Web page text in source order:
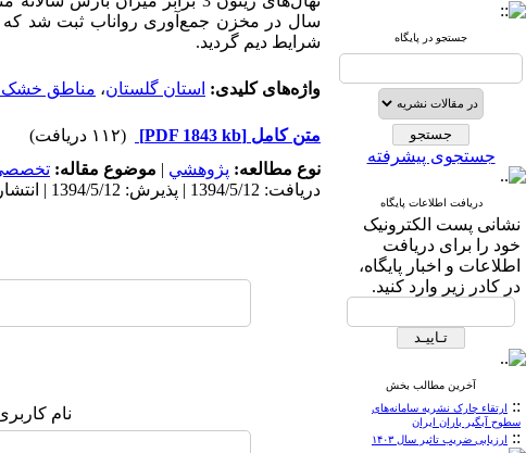
جستجو در پایگاه
جستجوی پیشرفته
دریافت اطلاعات پایگاه
نشانی پست الکترونیک
خود را برای دریافت
اطلاعات و اخبار پایگاه،
در کادر زیر وارد کنید.
آخرین مطالب بخش
:: ارتقاء چارک نشریه سامانه‌های
سطوح آبگیر باران ایران
:: ارزیابی ضریب تاثیر سال ۱۴۰۳
سال در مخزن جمع‌آوری رواناب ثبت شد که
شرایط دیم گردید.
واژه‌های کلیدی: استان گلستان، مناطق خشک
متن کامل [PDF 1843 kb]
(۱۱۲ دریافت)
نوع مطالعه: پژوهشي | موضوع مقاله:
دریافت: 1394/5/12 | پذیرش: 1394/5/12 | انتشار الکترونیک: 1394/5/12
نام